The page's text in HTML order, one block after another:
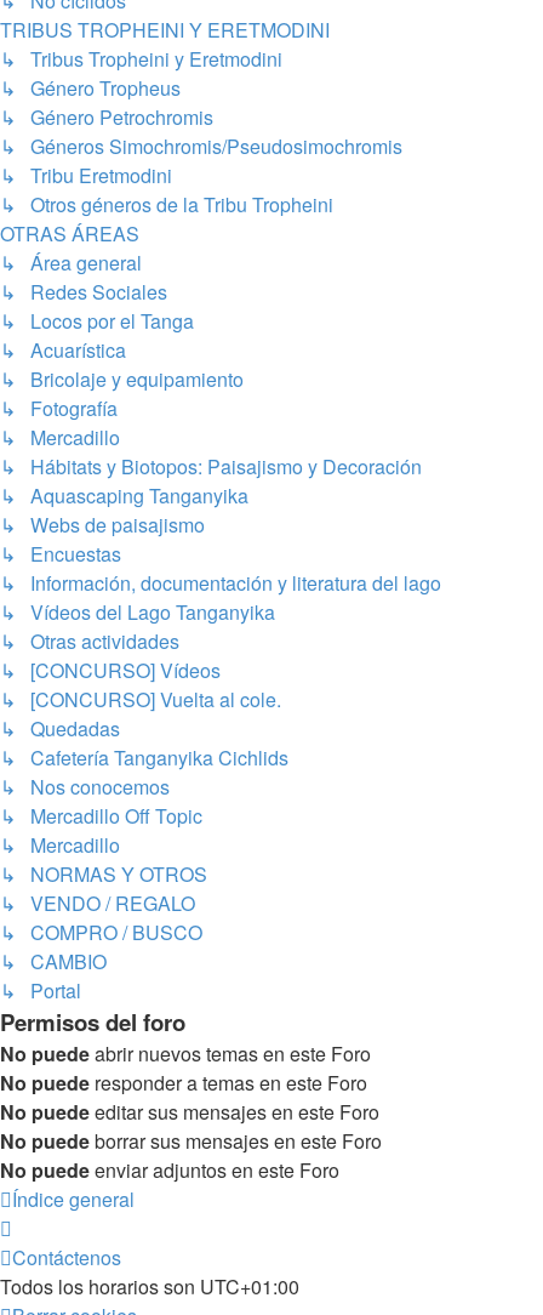
TRIBUS TROPHEINI Y ERETMODINI
↳ Tribus Tropheini y Eretmodini
↳ Género Tropheus
↳ Género Petrochromis
↳ Géneros Simochromis/Pseudosimochromis
↳ Tribu Eretmodini
↳ Otros géneros de la Tribu Tropheini
OTRAS ÁREAS
↳ Área general
↳ Redes Sociales
↳ Locos por el Tanga
↳ Acuarística
↳ Bricolaje y equipamiento
↳ Fotografía
↳ Mercadillo
↳ Hábitats y Biotopos: Paisajismo y Decoración
↳ Aquascaping Tanganyika
↳ Webs de paisajismo
↳ Encuestas
↳ Información, documentación y literatura del lago
↳ Vídeos del Lago Tanganyika
↳ Otras actividades
↳ [CONCURSO] Vídeos
↳ [CONCURSO] Vuelta al cole.
↳ Quedadas
↳ Cafetería Tanganyika Cichlids
↳ Nos conocemos
↳ Mercadillo Off Topic
↳ Mercadillo
↳ NORMAS Y OTROS
↳ VENDO / REGALO
↳ COMPRO / BUSCO
↳ CAMBIO
↳ Portal
Permisos del foro
No puedeabrir nuevos temas en este Foro
No puede responder a temas en este Foro
No puedeeditar sus mensajes en este Foro
No puedeborrar sus mensajes en este Foro
No puedeenviar adjuntos en este Foro
Índice general
Contáctenos
Todos los horarios son UTC+01:00